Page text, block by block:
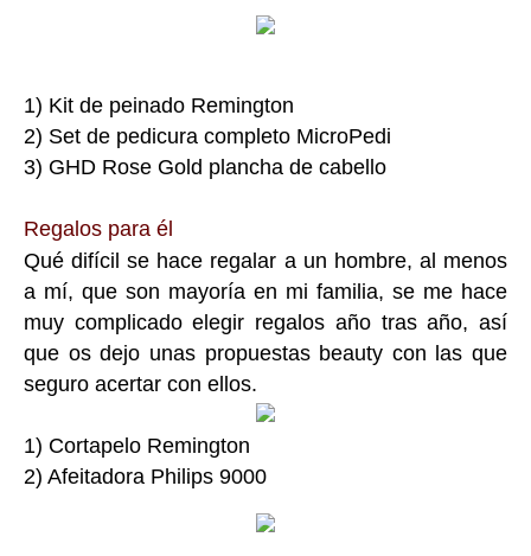
1) Kit de peinado Remington
2) Set de pedicura completo MicroPedi
3) GHD Rose Gold plancha de cabello
Regalos para él
Qué difícil se hace regalar a un hombre, al menos
a mí, que son mayoría en mi familia, se me hace
muy complicado elegir regalos año tras año, así
que os dejo unas propuestas beauty con las que
seguro acertar con ellos.
1) Cortapelo Remington
2) Afeitadora Philips 9000